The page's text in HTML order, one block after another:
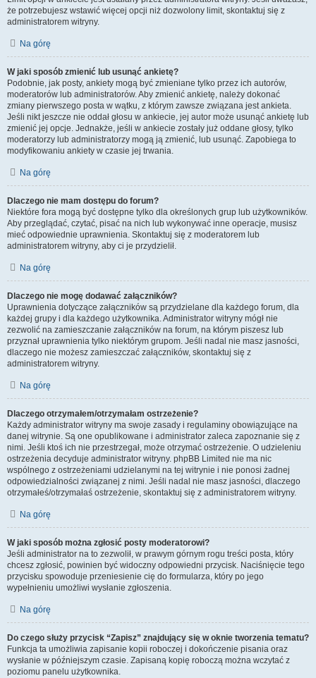
że potrzebujesz wstawić więcej opcji niż dozwolony limit, skontaktuj się z
administratorem witryny.
Na górę
W jaki sposób zmienić lub usunąć ankietę?
Podobnie, jak posty, ankiety mogą być zmieniane tylko przez ich autorów,
moderatorów lub administratorów. Aby zmienić ankietę, należy dokonać
zmiany pierwszego posta w wątku, z którym zawsze związana jest ankieta.
Jeśli nikt jeszcze nie oddał głosu w ankiecie, jej autor może usunąć ankietę lub
zmienić jej opcje. Jednakże, jeśli w ankiecie zostały już oddane głosy, tylko
moderatorzy lub administratorzy mogą ją zmienić, lub usunąć. Zapobiega to
modyfikowaniu ankiety w czasie jej trwania.
Na górę
Dlaczego nie mam dostępu do forum?
Niektóre fora mogą być dostępne tylko dla określonych grup lub użytkowników.
Aby przeglądać, czytać, pisać na nich lub wykonywać inne operacje, musisz
mieć odpowiednie uprawnienia. Skontaktuj się z moderatorem lub
administratorem witryny, aby ci je przydzielił.
Na górę
Dlaczego nie mogę dodawać załączników?
Uprawnienia dotyczące załączników są przydzielane dla każdego forum, dla
każdej grupy i dla każdego użytkownika. Administrator witryny mógł nie
zezwolić na zamieszczanie załączników na forum, na którym piszesz lub
przyznał uprawnienia tylko niektórym grupom. Jeśli nadal nie masz jasności,
dlaczego nie możesz zamieszczać załączników, skontaktuj się z
administratorem witryny.
Na górę
Dlaczego otrzymałem/otrzymałam ostrzeżenie?
Każdy administrator witryny ma swoje zasady i regulaminy obowiązujące na
danej witrynie. Są one opublikowane i administrator zaleca zapoznanie się z
nimi. Jeśli ktoś ich nie przestrzegał, może otrzymać ostrzeżenie. O udzieleniu
ostrzeżenia decyduje administrator witryny. phpBB Limited nie ma nic
wspólnego z ostrzeżeniami udzielanymi na tej witrynie i nie ponosi żadnej
odpowiedzialności związanej z nimi. Jeśli nadal nie masz jasności, dlaczego
otrzymałeś/otrzymałaś ostrzeżenie, skontaktuj się z administratorem witryny.
Na górę
W jaki sposób można zgłosić posty moderatorowi?
Jeśli administrator na to zezwolił, w prawym górnym rogu treści posta, który
chcesz zgłosić, powinien być widoczny odpowiedni przycisk. Naciśnięcie tego
przycisku spowoduje przeniesienie cię do formularza, który po jego
wypełnieniu umożliwi wysłanie zgłoszenia.
Na górę
Do czego służy przycisk “Zapisz” znajdujący się w oknie tworzenia tematu?
Funkcja ta umożliwia zapisanie kopii roboczej i dokończenie pisania oraz
wysłanie w późniejszym czasie. Zapisaną kopię roboczą można wczytać z
poziomu panelu użytkownika.